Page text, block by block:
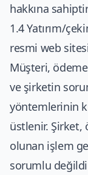
hakkına
1.4 Yatırım/
resmi web
Müşteri,
ve şirketin
yöntemlerinin
üstlenir. Şirket,
olunan işlem
sorumlu